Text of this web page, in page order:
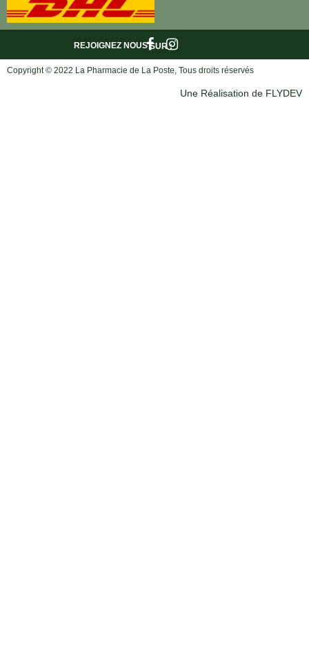
SUR :
REJOIGNEZ NOUS
Copyright © 2022 La Pharmacie de La Poste, Tous droits réservés
Une Réalisation de FLYDEV